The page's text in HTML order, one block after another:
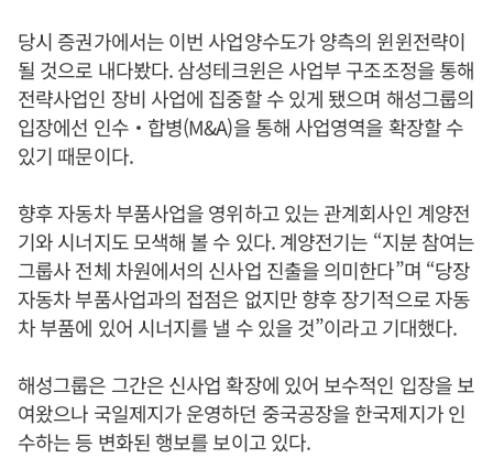
당시 증권가에서는 이번 사업양수도가 양측의 윈윈전략이
될 것으로 내다봤다. 삼성테크윈은 사업부 구조조정을 통해
전략사업인 장비 사업에 집중할 수 있게 됐으며 해성그룹의
입장에선 인수‧합병(M&A)을 통해 사업영역을 확장할 수
있기 때문이다.
향후 자동차 부품사업을 영위하고 있는 관계회사인 계양전
기와 시너지도 모색해 볼 수 있다. 계양전기는 “지분 참여는
그룹사 전체 차원에서의 신사업 진출을 의미한다”며 “당장
자동차 부품사업과의 접점은 없지만 향후 장기적으로 자동
차 부품에 있어 시너지를 낼 수 있을 것”이라고 기대했다.
해성그룹은 그간은 신사업 확장에 있어 보수적인 입장을 보
여왔으나 국일제지가 운영하던 중국공장을 한국제지가 인
수하는 등 변화된 행보를 보이고 있다.